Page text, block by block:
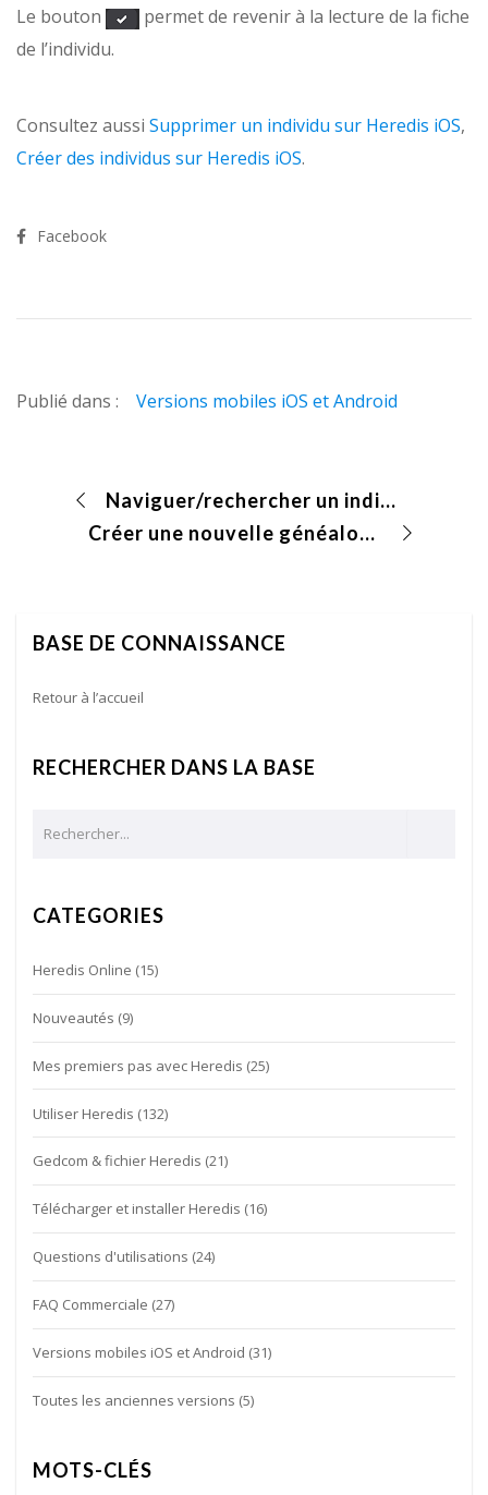
Le bouton
permet de revenir à la lecture de la fiche
de l’individu.
Consultez aussi Supprimer un individu sur Heredis iOS,
Créer des individus sur Heredis iOS.
Facebook
Publié dans : Versions mobiles iOS et Android
Naviguer/rechercher un individu dans une généalogie sur Heredis Android
Créer une nouvelle généalogie sur Heredis iOS
BASE DE CONNAISSANCE
Retour à l’accueil
RECHERCHER DANS LA BASE
CATEGORIES
Heredis Online (15)
Nouveautés (9)
Mes premiers pas avec Heredis (25)
Utiliser Heredis (132)
Gedcom & fichier Heredis (21)
Télécharger et installer Heredis (16)
Questions d'utilisations (24)
FAQ Commerciale (27)
Versions mobiles iOS et Android (31)
Toutes les anciennes versions (5)
MOTS-CLÉS